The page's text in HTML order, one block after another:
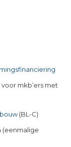
mkb’ers met
(BL-C)
(eenmalige